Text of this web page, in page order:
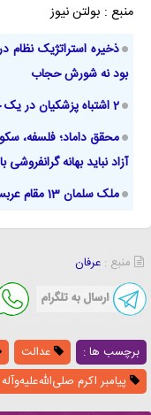
منبع : بولتن نیوز
بود نه شورش حجاب
2 اشتباه پزشکیان در یک حرکت!/ تقلا برای تخریب یک نماینده زن
محقق داماد؛ فلسفه،
آزاد نباید بهانه گرانفروشی
ملک سلمان 13 مقام عربستان سعودی را برکنار کرد
منبع : عرفان
برچسب ها : عدالت
پیامبر اکرم صلی‌الله‌علیه‌و‌آله